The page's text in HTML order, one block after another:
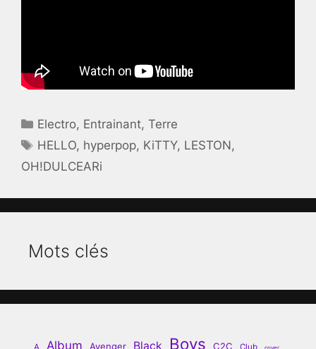
Catégories
Electro, Entrainant,Terre
Étiquettes
HELLO, hyperpop, KiTTY, LESTON,
OH!DULCEARi
Mots clés
A Album Avenger Black Boys C2C Club cover